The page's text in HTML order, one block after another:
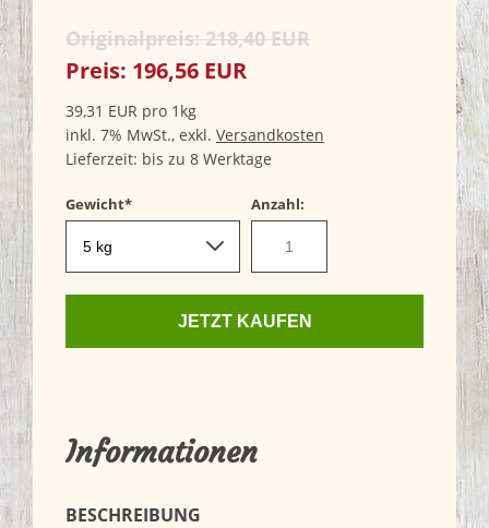
Originalpreis: 218,40EUR
Preis: 196,56 EUR
39,31 EUR pro 1kg
inkl. 7% MwSt., exkl. Versandkosten
Lieferzeit: bis zu 8 Werktage
Pflichtfeld
Gewicht* Anzahl:
JETZT KAUFEN
Informationen
BESCHREIBUNG